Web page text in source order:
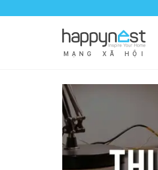
M Ạ N G X Ã H Ộ I